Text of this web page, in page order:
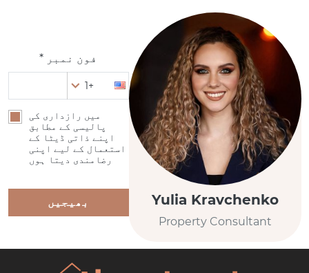
Yulia Kravchenko
Property Consultant
فون نمبر *
+1
میں رازداری کی
پالیسی کے مطابق
اپنے ذاتی ڈیٹا کے
استعمال کے لیے اپنی
رضامندی دیتا ہوں
بھیجیں